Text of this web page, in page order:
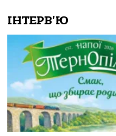
ІНТЕРВ'Ю